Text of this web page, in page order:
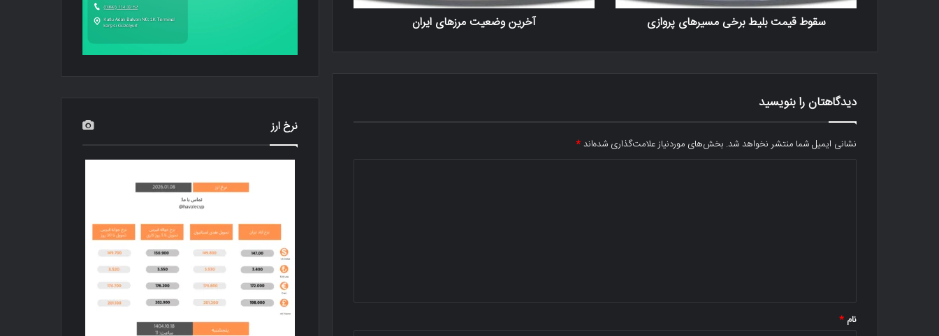
سقوط قیمت بلیط برخی مسیرهای پروازی آخرین وضعیت مرزهای ایران
دیدگاهتان را بنویسید
نشانی ایمیل شما منتشر نخواهد شد. بخش‌های موردنیاز علامت‌گذاری شده‌اند*
نام *
نرخ ارز